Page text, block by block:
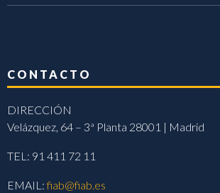
CONTACTO
DIRECCIÓN
Velázquez, 64 – 3ª Planta 28001 | Madrid
TEL: 91 411 72 11
EMAIL:fiab@fiab.es